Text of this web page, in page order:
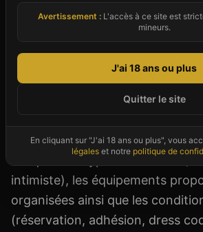
Avertissement :L'accès à ce site est
mineurs.
J'ai 18 ans ou plus
Quitter le site
En cliquant sur "J'ai 18 ans ou plus", vous
légales et notre politique de
Fillinges, situé dans le
ambiance libertine au sein d'un
sélectionné, chacun avec son
Vous découvrirez ici des clubs
thématiques. Pour chaque
indiquons le type d'ambiance
intimiste), les équipements
organisées ainsi que les
(réservation, adhésion, dress